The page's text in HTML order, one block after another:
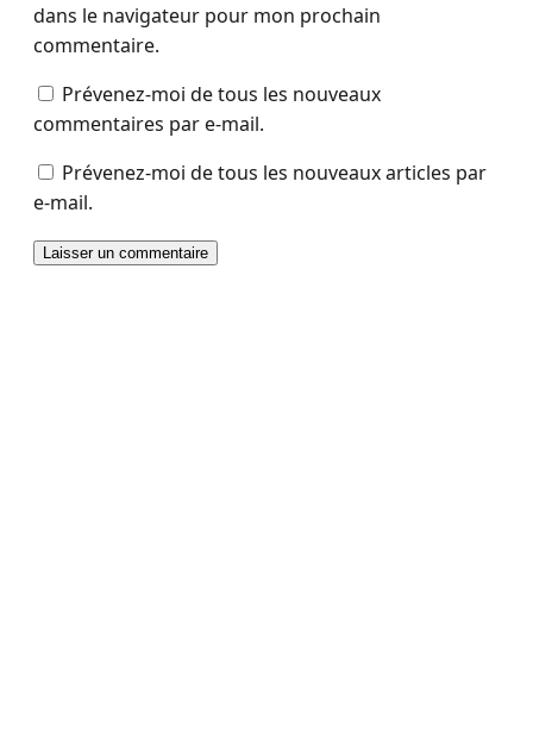
dans le navigateur pour mon prochain
commentaire.
Prévenez-moi de tous les nouveaux
commentaires par e-mail.
Prévenez-moi de tous les nouveaux articles par
e-mail.